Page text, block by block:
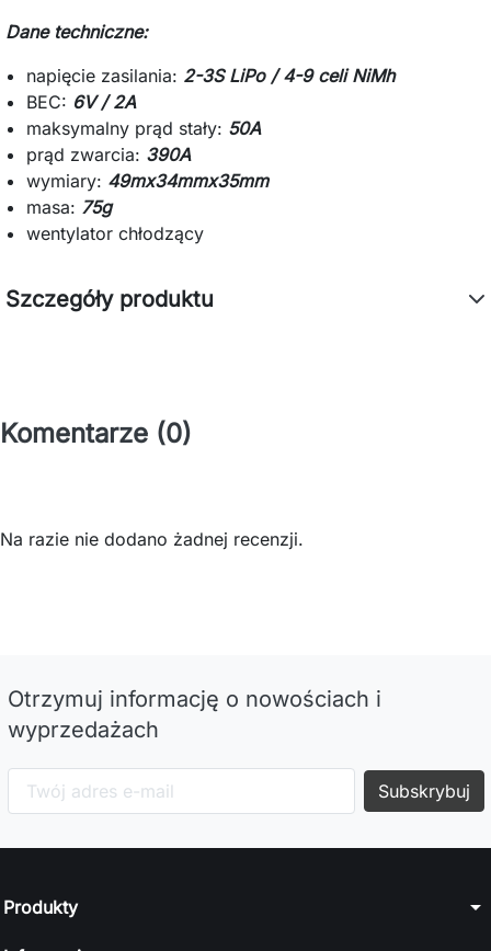
Dane techniczne:
napięcie zasilania: 2-3S LiPo / 4-9 celi NiMh
BEC: 6V / 2A
maksymalny prąd stały: 50A
prąd zwarcia: 390A
wymiary: 49mx34mmx35mm
masa: 75g
wentylator chłodzący
Szczegóły produktu
Komentarze (0)
Na razie nie dodano żadnej recenzji.
Otrzymuj informację o nowościach i
wyprzedażach
Produkty arrow_drop_down